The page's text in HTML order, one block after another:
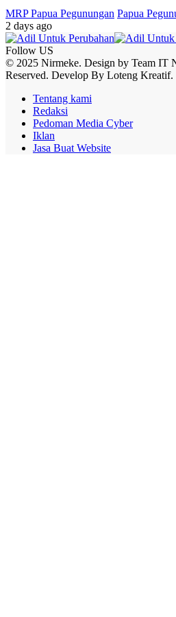
MRP Papua Pegunungan Papua
2 days ago
Follow US
© 2025 Nirmeke. Design by Team IT
Reserved. Develop By Loteng Kreatif.
Tentang kami
Redaksi
Pedoman Media Cyber
Iklan
Jasa Buat Website